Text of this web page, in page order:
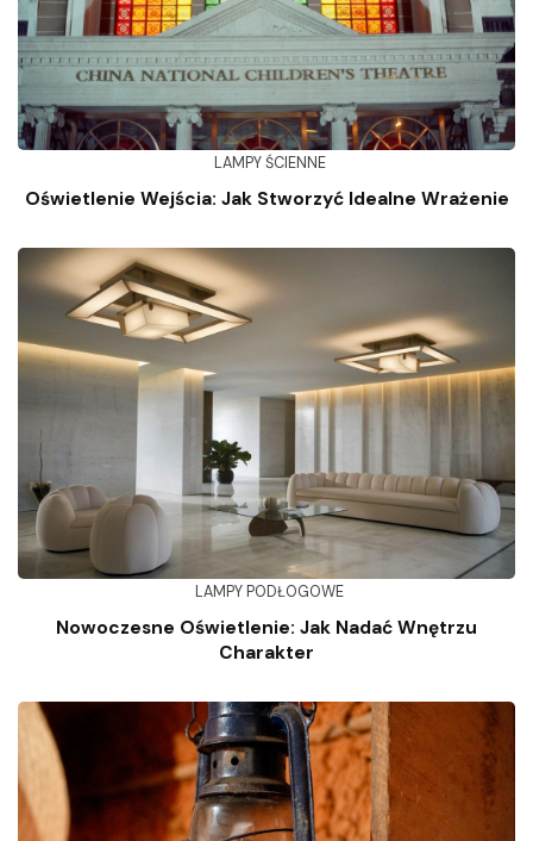
LAMPY ŚCIENNE
Oświetlenie Wejścia: Jak Stworzyć Idealne Wrażenie
LAMPY PODŁOGOWE
Nowoczesne Oświetlenie: Jak Nadać Wnętrzu
Charakter